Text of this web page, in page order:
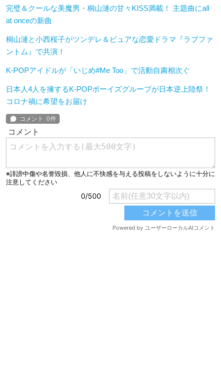
完璧＆クールな美魔男・桐山漣の甘々KISS満載！ 主題曲にall
at onceの新曲
桐山漣と小西桜子がツンデレ＆ピュアな恋愛ドラマ『ラブファ
ントム』で共演！
K-POPアイドルが「いじめ#Me Too」で活動自粛相次ぐ
日本人4人を擁するK-POPボーイズグループが日本逆上陸祭！
コロナ禍に希望をお届け